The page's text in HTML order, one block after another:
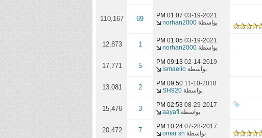
03-19-2021
01:07 PM
بواسطة norhan2000
69
110,167
03-19-2021
01:05 PM
بواسطة norhan2000
1
12,873
02-14-2019
09:13 PM
بواسطة ismaelio
5
17,771
11-10-2018
09:50 PM
بواسطة SH920
2
13,081
08-29-2017
02:53 PM
بواسطة aayafi
3
15,476
07-28-2017
10:24 PM
بواسطة omar sh
7
20,472